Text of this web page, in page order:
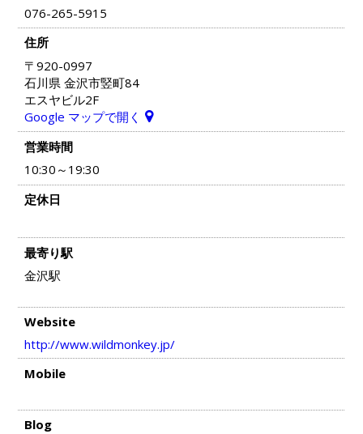
076-265-5915
住所
〒920-0997
石川県 金沢市竪町84
エスヤビル2F
Google マップで開く
営業時間
10:30～19:30
定休日
最寄り駅
金沢駅
Website
http://www.wildmonkey.jp/
Mobile
Blog